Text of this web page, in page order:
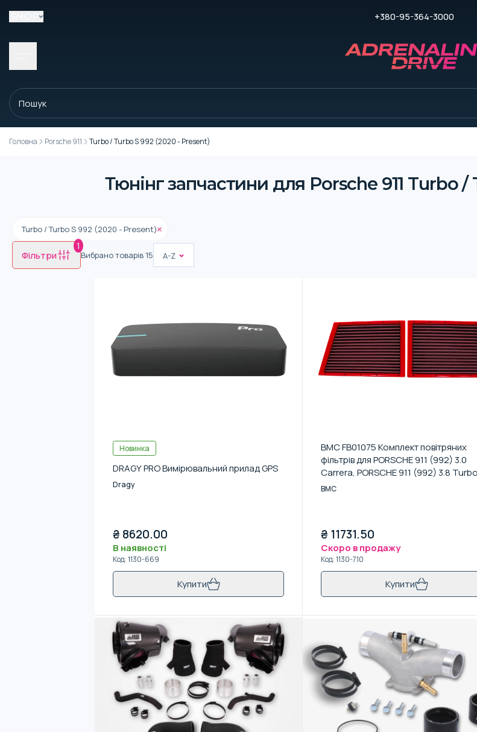
+380-95-364-3000
Головна Porsche 911 Turbo / Turbo S 992 (2020 - Present)
Тюнінг запчастини для Porsche 911 Turbo
Turbo / Turbo S 992 (2020 - Present)
Фільтри
1
Вибрано товарів 15 A-Z
Новинка
DRAGY PRO Вимірювальний прилад GPS
Dragy
₴ 8620.00
В наявності
Код:1130-669
Купити
BMC FB01075 Комплект повітряних
фільтрів для PORSCHE 911 (992) 3.0
Carrera, PORSCHE 911 (992) 3.8
PORSCHE 911 (992) 3.8 Turbo S
BMC
₴ 11731.50
Скоро в продажу
Код:1130-710
Купити